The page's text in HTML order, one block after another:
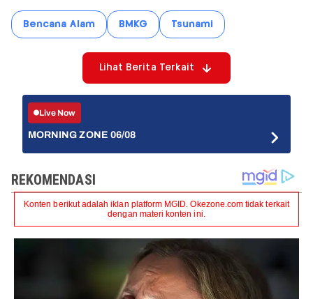
Bencana Alam BMKG Tsunami
Lihat Berita Terkait
Live Now
MORNING ZONE 06/08